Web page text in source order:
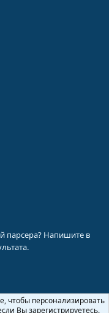
парсера? Напишите в
чтобы персонализировать
Вы зарегистрируетесь.